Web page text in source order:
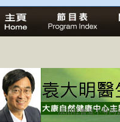
法治社會並不等同